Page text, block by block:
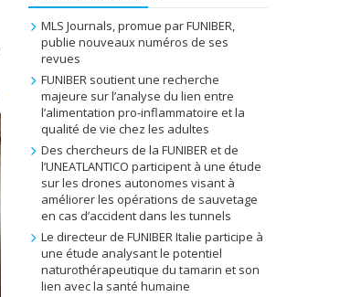
MLS Journals, promue par FUNIBER,
publie nouveaux numéros de ses
revues
FUNIBER soutient une recherche
majeure sur l’analyse du lien entre
l’alimentation pro-inflammatoire et la
qualité de vie chez les adultes
Des chercheurs de la FUNIBER et de
l’UNEATLANTICO participent à une étude
sur les drones autonomes visant à
améliorer les opérations de sauvetage
en cas d’accident dans les tunnels
Le directeur de FUNIBER Italie participe à
une étude analysant le potentiel
naturothérapeutique du tamarin et son
lien avec la santé humaine